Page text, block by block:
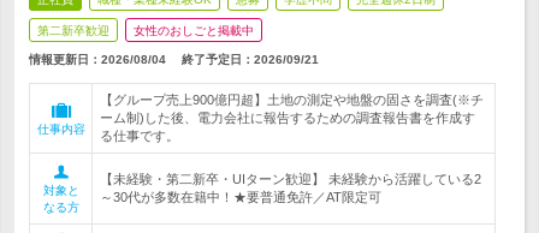
第二新卒歓迎 女性のおしごと掲載中
情報更新日：2026/08/04 終了予定日： 2026/09/21
仕事内容
【グループ売上900億円超】土地の測定や地盤の固さを調査(※チ
ーム制)した後、電力会社に報告するための調査報告書を作成す
る仕事です。
対象と
なる方
【未経験・第二新卒・UIターン歓迎】 未経験から活躍している2
～30代が多数在籍中！★要普通免許／AT限定可